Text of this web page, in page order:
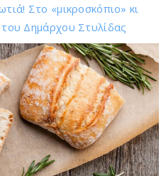
Στο «μικροσκόπιο» κι
του Δημάρχου Στυλίδας